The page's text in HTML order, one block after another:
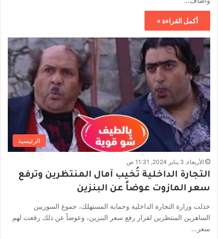
أكمل القراءة »
الرئيسية
الأربعاء, 3 يناير 2024, 11:31 ص
التجارة الداخلية تُخيب آمال المنتظرين وترفع
سعر المازوت عوضاً عن البنزين
خذلت وزارة التجارة الداخلية وحماية المستهلك، جموع السوريين
الساهرين المنتظرين لقرار رفع سعر البنزين، وعوضاً عن ذلك رفعت لهم
سعر…